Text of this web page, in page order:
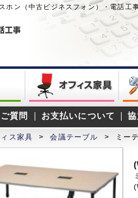
ホン（中古ビジネスフォン）・電話工
質問 お支払いについて
ス家具 > 会議テーブル > ミー